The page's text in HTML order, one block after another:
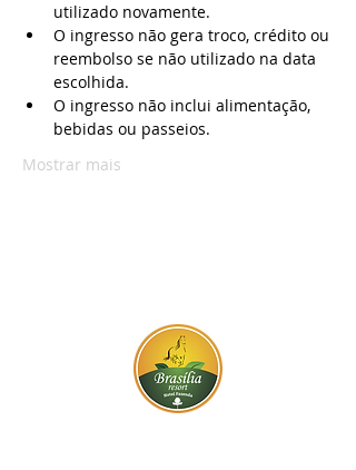
utilizado novamente.
O ingresso não gera troco, crédito ou
reembolso se não utilizado na data
escolhida.
O ingresso não inclui alimentação,
bebidas ou passeios.
Mostrar mais